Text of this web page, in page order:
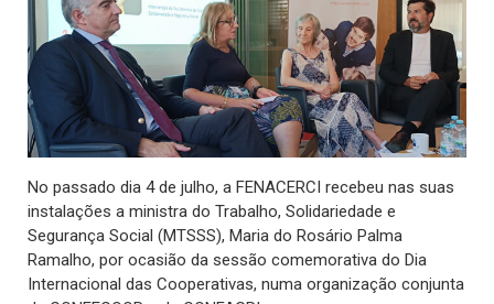
No passado dia 4 de julho, a FENACERCI recebeu nas suas
instalações a ministra do Trabalho, Solidariedade e
Segurança Social (MTSSS), Maria do Rosário Palma
Ramalho, por ocasião da sessão comemorativa do Dia
Internacional das Cooperativas, numa organização conjunta